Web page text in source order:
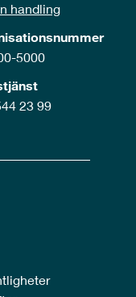
handling
5000
23 99